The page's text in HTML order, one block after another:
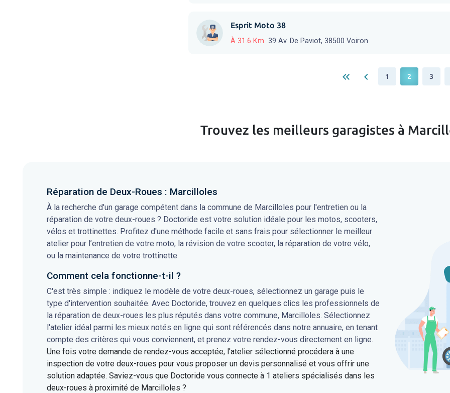
Esprit Moto 38
À 31.6 Km 39 Av. De Paviot, 38500 Voiron
keyboard_double_arrow_left keyboard_arrow_left 1 2 3
Trouvez les meilleurs garagistes à
Réparation de Deux-Roues : Marcilloles
À la recherche d'un garage compétent dans la commune de Marcilloles pour l'entretien ou la
réparation de votre deux-roues ? Doctoride est votre solution idéale pour les motos, scooters,
vélos et trottinettes. Profitez d'une méthode facile et sans frais pour sélectionner le meilleur
atelier pour l’entretien de votre moto, la révision de votre scooter, la réparation de votre vélo,
ou la maintenance de votre trottinette.
Comment cela fonctionne-t-il ?
C'est très simple : indiquez le modèle de votre deux-roues, sélectionnez un garage puis le
type d'intervention souhaitée. Avec Doctoride, trouvez en quelques clics les professionnels de
la réparation de deux-roues les plus réputés dans votre commune, Marcilloles. Sélectionnez
l'atelier idéal parmi les mieux notés en ligne qui sont référencés dans notre annuaire, en tenant
compte des critères qui vous conviennent, et prenez votre rendez-vous directement en ligne.
Une fois votre demande de rendez-vous acceptée, l'atelier sélectionné procédera à une
inspection de votre deux-roues pour vous proposer un devis personnalisé et vous offrir une
solution adaptée. Saviez-vous que Doctoride vous connecte à 1 ateliers spécialisés dans les
deux-roues à proximité de Marcilloles ?